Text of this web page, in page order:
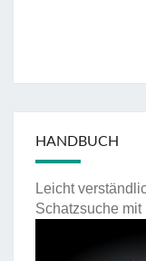
HANDBUCH
Leicht
Schatzsuche mit